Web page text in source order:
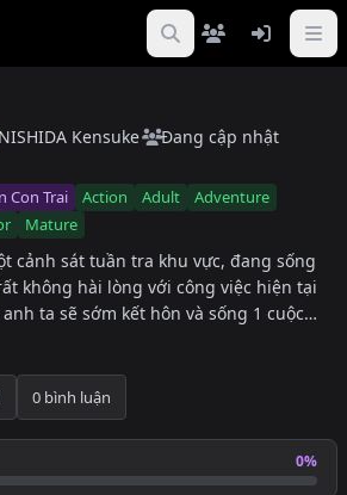
NISHIDA Kensuke
Đang cập nhật
Con Trai Action Adult
Adventure
Mature
cảnh sát tuần tra khu vực, đang sống
không hài lòng với công việc hiện tại
ta sẽ sớm kết hôn và sống 1 cuộc
đình cơ bản - đó là 1 tương lai đáng
hiện trên tàu và đột nhiên anh ta phát
lượng bằng tay phải, giống như
vật cà tím của thành phố!
0 bình luận
0%